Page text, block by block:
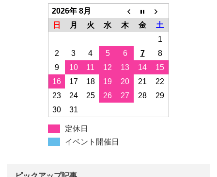
2026年 8月
日
月 火 水 木 金
土
1
2
3 4 5 6 7
8
9
10 11 12 13 14
15
16
17 18 19 20 21
22
23
24 25 26 27 28
29
30
31
定休日
イベント開催日